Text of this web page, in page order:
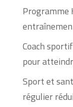
Programme
Coach
pour
Sport et
régulier